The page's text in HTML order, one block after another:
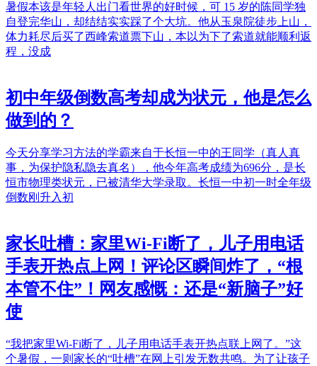
暑假本该是年轻人出门看世界的好时候，可 15 岁的陈同学独
自登完华山，却结结实实踩了个大坑。他从玉泉院徒步上山，
体力耗尽后买了西峰索道票下山，本以为下了索道就能顺利返
程，没成
初中年级倒数高考却成为状元，他是怎么
做到的？
今天分享学习方法的学霸来自于长恒一中的王同学（真人真
事，为保护隐私隐去真名），他今年高考成绩为696分，是长
恒市物理类状元，已被清华大学录取。长恒一中初一时全年级
倒数刚升入初
家长吐槽：家里Wi-Fi断了，儿子用电话
手表开热点上网！评论区瞬间炸了，“根
本管不住”！网友感慨：还是“新脑子”好
使
“我把家里Wi-Fi断了，儿子用电话手表开热点联上网了。”这
个暑假，一则家长的“吐槽”在网上引发无数共鸣。为了让孩子